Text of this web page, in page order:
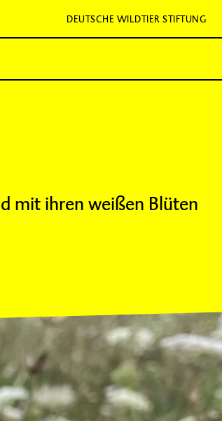
DEUTSCHE WILDTIER STIFTUNG
mit ihren weißen Blüten